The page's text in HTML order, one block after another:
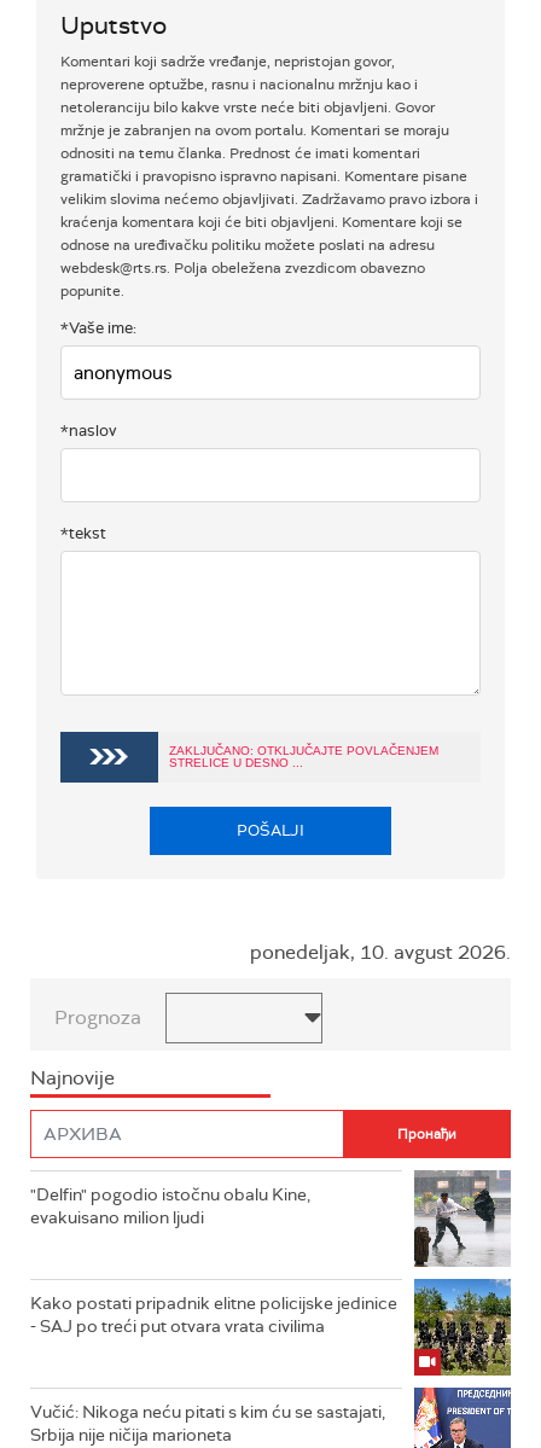
Uputstvo
Komentari koji sadrže vređanje, nepristojan govor,
neproverene optužbe, rasnu i nacionalnu mržnju kao i
netoleranciju bilo kakve vrste neće biti objavljeni. Govor
mržnje je zabranjen na ovom portalu. Komentari se moraju
odnositi na temu članka. Prednost će imati komentari
gramatički i pravopisno ispravno napisani. Komentare pisane
velikim slovima nećemo objavljivati. Zadržavamo pravo izbora i
kraćenja komentara koji će biti objavljeni. Komentare koji se
odnose na uređivačku politiku možete poslati na adresu
webdesk@rts.rs. Polja obeležena zvezdicom obavezno
popunite.
*Vaše ime:
*naslov
*tekst
ZAKLJUČANO: OTKLJUČAJTE POVLAČENJEM
STRELICE U DESNO ...
POŠALJI
ponedeljak, 10. avgust 2026.
Prognoza
Najnovije
"Delfin" pogodio istočnu obalu Kine,
evakuisano milion ljudi
Kako postati pripadnik elitne policijske jedinice
- SAJ po treći put otvara vrata civilima
Vučić: Nikoga neću pitati s kim ću se sastajati,
Srbija nije ničija marioneta